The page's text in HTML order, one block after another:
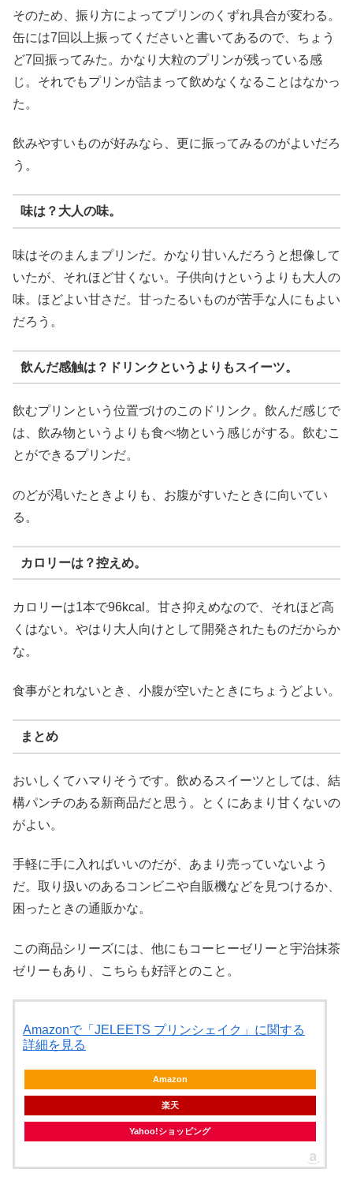
そのため、振り方によってプリンのくずれ具合が変わる。
缶には7回以上振ってくださいと書いてあるので、ちょう
ど7回振ってみた。かなり大粒のプリンが残っている感
じ。それでもプリンが詰まって飲めなくなることはなかっ
た。
飲みやすいものが好みなら、更に振ってみるのがよいだろ
う。
味は？大人の味。
味はそのまんまプリンだ。かなり甘いんだろうと想像して
いたが、それほど甘くない。子供向けというよりも大人の
味。ほどよい甘さだ。甘ったるいものが苦手な人にもよい
だろう。
飲んだ感触は？ドリンクというよりもスイーツ。
飲むプリンという位置づけのこのドリンク。飲んだ感じで
は、飲み物というよりも食べ物という感じがする。飲むこ
とができるプリンだ。
のどが渇いたときよりも、お腹がすいたときに向いてい
る。
カロリーは？控えめ。
カロリーは1本で96kcal。甘さ抑えめなので、それほど高
くはない。やはり大人向けとして開発されたものだからか
な。
食事がとれないとき、小腹が空いたときにちょうどよい。
まとめ
おいしくてハマりそうです。飲めるスイーツとしては、結
構パンチのある新商品だと思う。とくにあまり甘くないの
がよい。
手軽に手に入ればいいのだが、あまり売っていないよう
だ。取り扱いのあるコンビニや自販機などを見つけるか、
困ったときの通販かな。
この商品シリーズには、他にもコーヒーゼリーと宇治抹茶
ゼリーもあり、こちらも好評とのこと。
Amazonで「JELEETS プリンシェイク」に関する
詳細を見る
Amazon
楽天
Yahoo!ショッピング